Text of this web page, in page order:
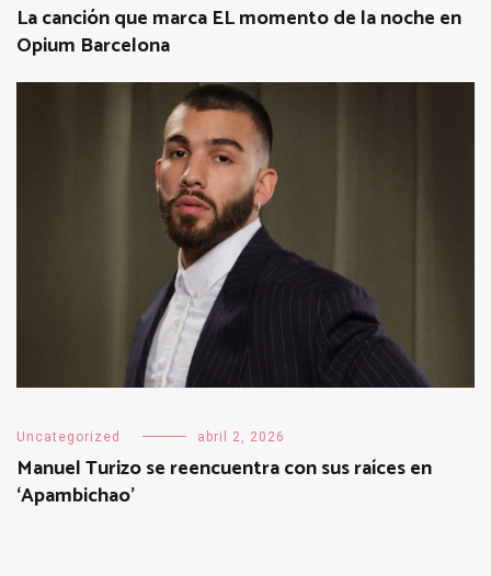
La canción que marca EL momento de la noche en
Opium Barcelona
Uncategorized abril 2, 2026
Manuel Turizo se reencuentra con sus raíces en
‘Apambichao’